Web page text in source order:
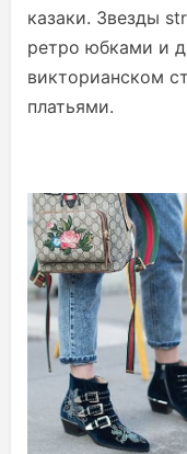
казаки. Звезды
ретро юбками и
викторианском
платьями.